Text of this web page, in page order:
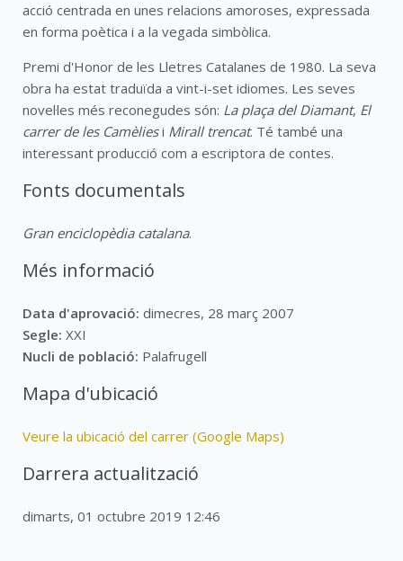
acció centrada en unes relacions amoroses, expressada
en forma poètica i a la vegada simbòlica.
Premi d'Honor de les Lletres Catalanes de 1980. La seva
obra ha estat traduïda a vint-i-set idiomes. Les seves
novel·les més reconegudes són: La plaça del Diamant, El
carrer de les Camèliesi Mirall trencat. Té també una
interessant producció com a escriptora de contes.
Fonts documentals
Gran enciclopèdia catalana.
Més informació
Data d'aprovació: dimecres, 28 març 2007
Segle: XXI
Nucli de població: Palafrugell
Mapa d'ubicació
Veure la ubicació del carrer (Google Maps)
Darrera actualització
dimarts, 01 octubre 2019 12:46